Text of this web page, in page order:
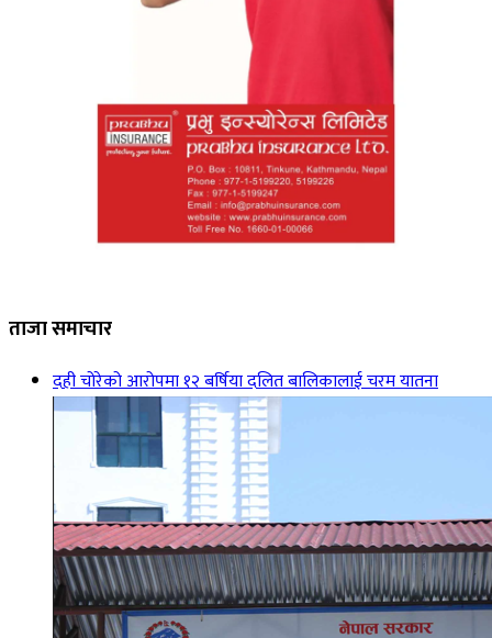
ताजा समाचार
दही चोरेको आरोपमा १२ बर्षिया दलित बालिकालाई चरम यातना